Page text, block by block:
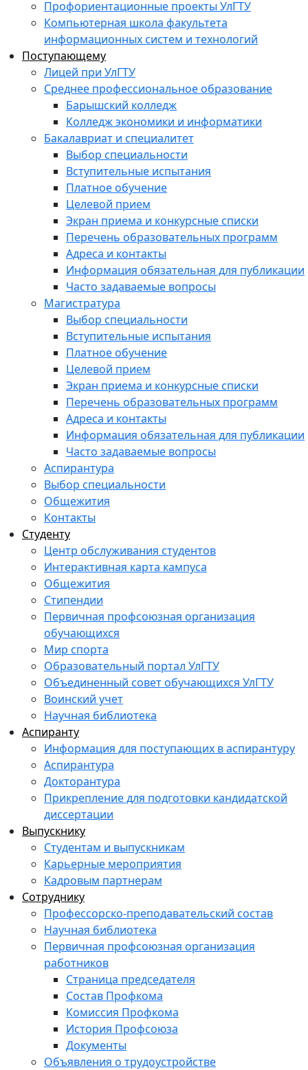
Профориентационные проекты УлГТУ
Компьютерная школа факультета
информационных систем и технологий
Поступающему
Лицей при УлГТУ
Среднее профессиональное образование
Барышский колледж
Колледж экономики и информатики
Бакалавриат и специалитет
Выбор специальности
Вступительные испытания
Платное обучение
Целевой прием
Экран приема и конкурсные списки
Перечень образовательных программ
Адреса и контакты
Информация обязательная для публикации
Часто задаваемые вопросы
Магистратура
Выбор специальности
Вступительные испытания
Платное обучение
Целевой прием
Экран приема и конкурсные списки
Перечень образовательных программ
Адреса и контакты
Информация обязательная для публикации
Часто задаваемые вопросы
Аспирантура
Выбор специальности
Общежития
Контакты
Студенту
Центр обслуживания студентов
Интерактивная карта кампуса
Общежития
Стипендии
Первичная профсоюзная организация
обучающихся
Мир спорта
Образовательный портал УлГТУ
Объединенный совет обучающихся УлГТУ
Воинский учет
Научная библиотека
Аспиранту
Информация для поступающих в аспирантуру
Аспирантура
Докторантура
Прикрепление для подготовки кандидатской
диссертации
Выпускнику
Студентам и выпускникам
Карьерные мероприятия
Кадровым партнерам
Сотруднику
Профессорско-преподавательский состав
Научная библиотека
Первичная профсоюзная организация
работников
Страница председателя
Состав Профкома
Комиссия Профкома
История Профсоюза
Документы
Объявления о трудоустройстве